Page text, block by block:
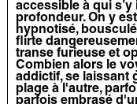
accessible à qui s’y
profondeur. On y
hypnotisé,
flirte
transe furieuse et
Combien alors le
addictif, se laissant
plage à l'autre,
parfois embrasé